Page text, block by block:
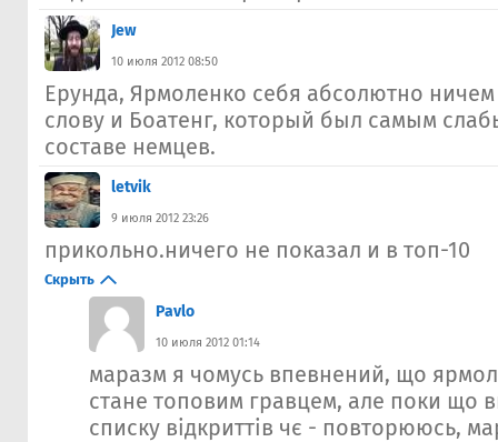
Jew
10 июля 2012 08:50
Ерунда, Ярмоленко себя абсолютно
слову и Боатенг, который был самым
составе немцев.
letvik
9 июля 2012 23:26
прикольно.ничего не показал и в топ-10
Скрыть
Pavlo
10 июля 2012 01:14
маразм я чомусь впевнений, що
стане топовим гравцем, але поки що
списку відкриттів чє - повторююсь,